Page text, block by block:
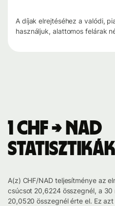
A díjak elrejtéséhez a valódi,
használjuk, alattomos felárak
1 CHF → NAD
statisztikák
A(z) CHF/NAD teljesítménye az
csúcsot 20,6224 összegnél, a
20,0520 összegnél érte el. Ez